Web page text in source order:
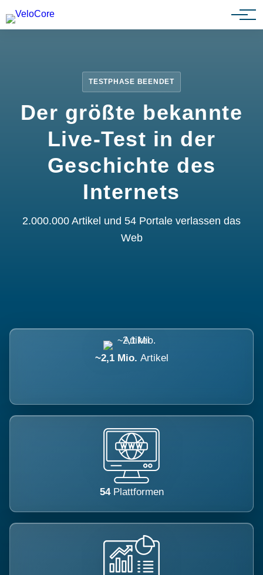
Partnerprogramm
TESTPHASE BEENDET
Der größte bekannte
Live-Test in der
Geschichte des
Internets
2.000.000 Artikel und 54 Portale verlassen das
Web
~2,1 Mio. Artikel
54 Plattformen